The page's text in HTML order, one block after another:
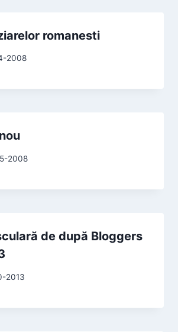
romanesti
2008
2008
de după Bloggers
2013